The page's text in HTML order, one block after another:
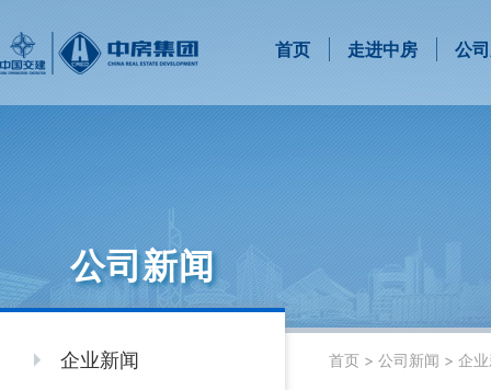
首页 走进中房 公
公司新闻
企业新闻 首页 > 公司新闻 > 企